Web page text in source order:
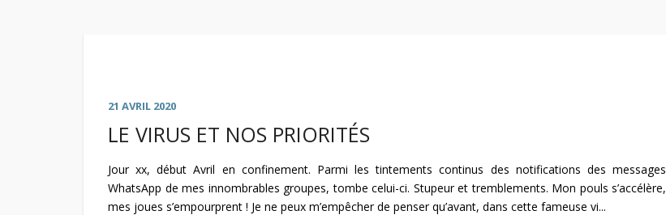
21 AVRIL 2020
LE VIRUS ET NOS PRIORITÉS
Jour xx, début Avril en confinement. Parmi les tintements continus des notifications des messages
WhatsApp de mes innombrables groupes, tombe celui-ci. Stupeur et tremblements. Mon pouls s’accélère,
mes joues s’empourprent ! Je ne peux m’empêcher de penser qu’avant, dans cette fameuse vi...